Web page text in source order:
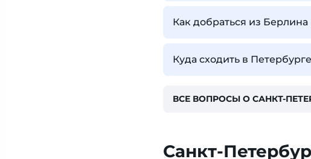
Как добраться из
Куда сходить в
ВСЕ ВОПРОСЫ О САНКТ-
Санкт-